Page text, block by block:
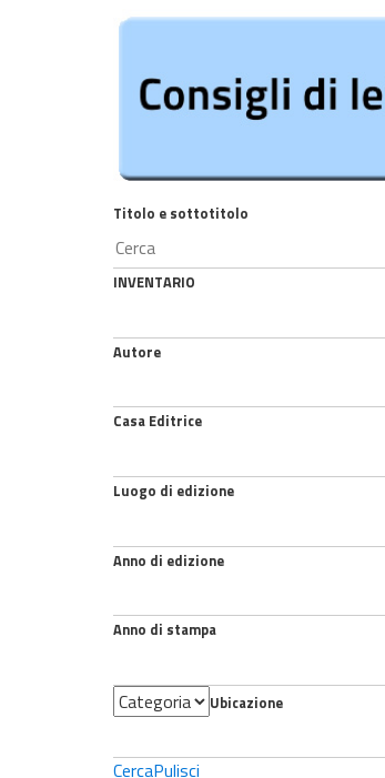
Titolo e sottotitolo
INVENTARIO
Autore
Casa Editrice
Luogo di edizione
Anno di edizione
Anno di stampa
Categoria Ubicazione
CercaPulisci